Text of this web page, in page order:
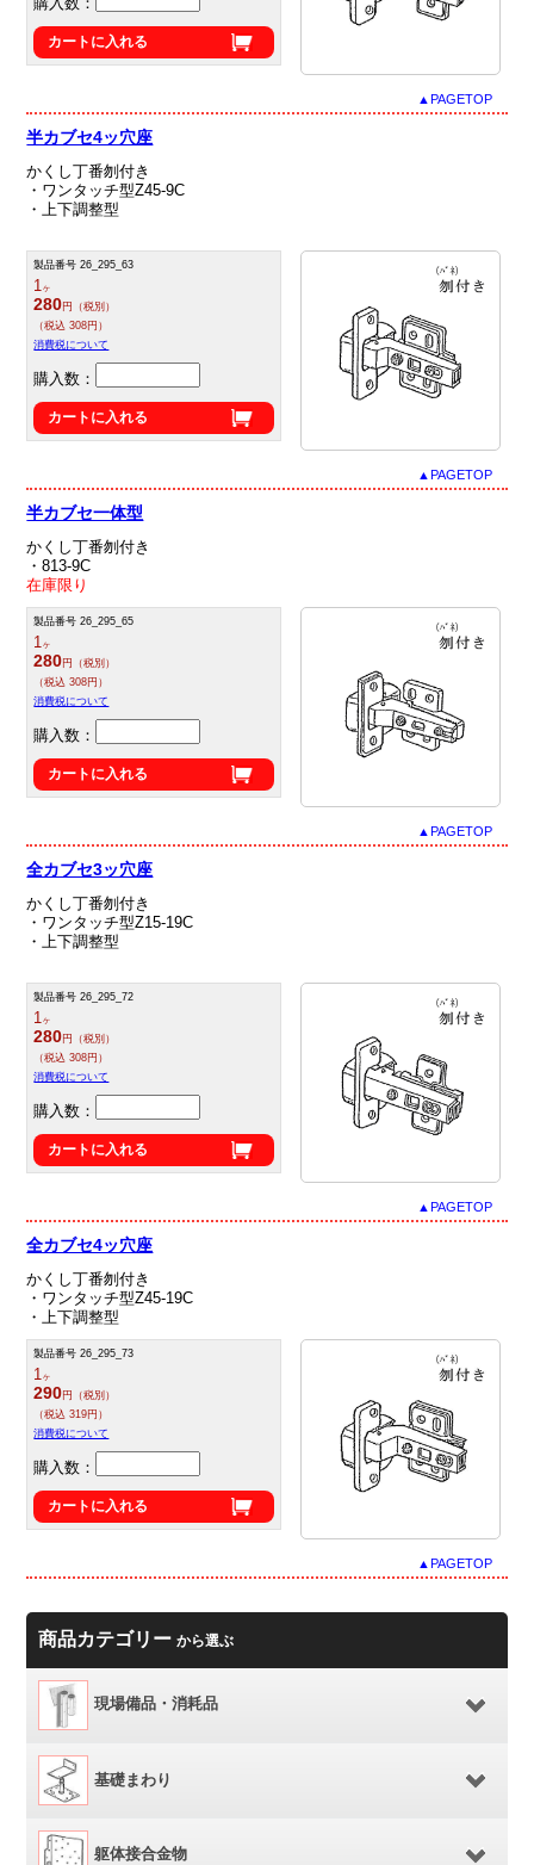
カートに入れる
▲PAGETOP
半カブセ4ッ穴座
かくし丁番刎付き
・ワンタッチ型Z45‐9C
・上下調整型
製品番号 26_295_63
1 ヶ
280円（税別）
（税込 308円）
消費税について
購入数：
カートに入れる
▲PAGETOP
半カブセ一体型
かくし丁番刎付き
・813‐9C
在庫限り
製品番号 26_295_65
1 ヶ
280円（税別）
（税込 308円）
消費税について
購入数：
カートに入れる
▲PAGETOP
全カブセ3ッ穴座
かくし丁番刎付き
・ワンタッチ型Z15-19C
・上下調整型
製品番号 26_295_72
1 ヶ
280円（税別）
（税込 308円）
消費税について
購入数：
カートに入れる
▲PAGETOP
全カブセ4ッ穴座
かくし丁番刎付き
・ワンタッチ型Z45‐19C
・上下調整型
製品番号 26_295_73
1 ヶ
290円（税別）
（税込 319円）
消費税について
購入数：
カートに入れる
▲PAGETOP
商品カテゴリーから選ぶ
現場備品・消耗品
基礎まわり
躯体接合金物